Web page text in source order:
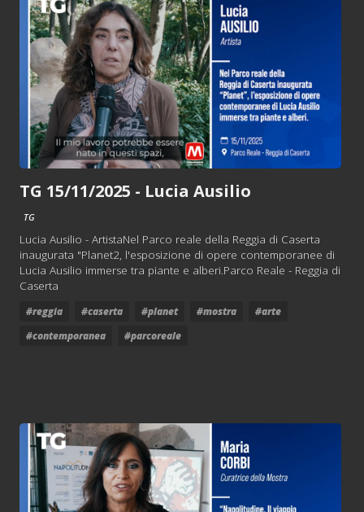
TG 15/11/2025 - Lucia Ausilio
TG
Lucia Ausilio - ArtistaNel Parco reale della Reggia di Caserta
inaugurata "Planet2, l'esposizione di opere contemporanee di
Lucia Ausilio immerse tra piante e alberi.Parco Reale - Reggia di
Caserta
#reggia #caserta #planet #mostra
#arte
#contemporanea
#parcoreale